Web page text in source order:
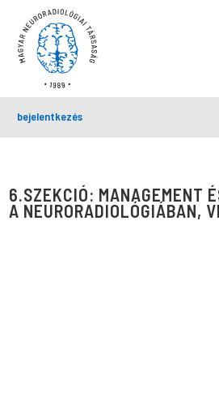
bejelentkezés
6.SZEKCIÓ: MANAGEMENT
A NEURORADIOLÓGIÁBAN,